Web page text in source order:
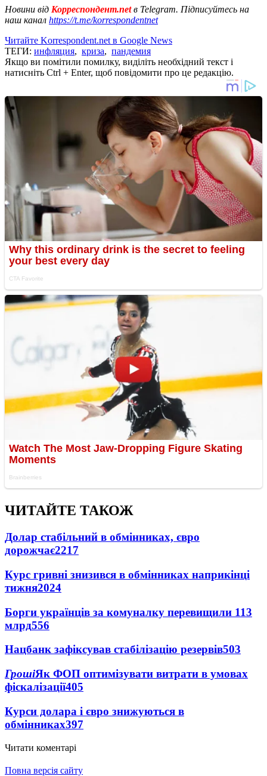
Новини від Корреспондент.netв Telegram. Підписуйтесь на
наш канал https://t.me/korrespondentnet
Читайте Korrespondent.net в Google News
ТЕГИ: инфляция, криза, пандемия
Якщо ви помітили помилку, виділіть необхідний текст і
натисніть Ctrl + Enter, щоб повідомити про це редакцію.
ЧИТАЙТЕ ТАКОЖ
Долар стабільний в обмінниках, євро
дорожчає2217
Курс гривні знизився в обмінниках наприкінці
тижня2024
Борги українців за комуналку перевищили 113
млрд556
Нацбанк зафіксував стабілізацію резервів503
ГрошіЯк ФОП оптимізувати витрати в умовах
фіскалізації405
Курси долара і євро знижуються в
обмінниках397
Читати коментарі
Повна версія сайту